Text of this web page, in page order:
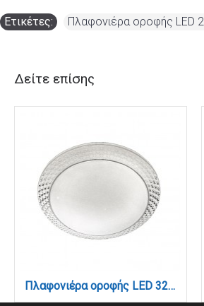
Ετικέτες: Πλαφονιέρα οροφής LED
Δείτε επίσης
Πλαφονιέρα οροφής LED 32W 4000K από λευκό ακρυλικό D:50cm (42164-Α-Λευκό)